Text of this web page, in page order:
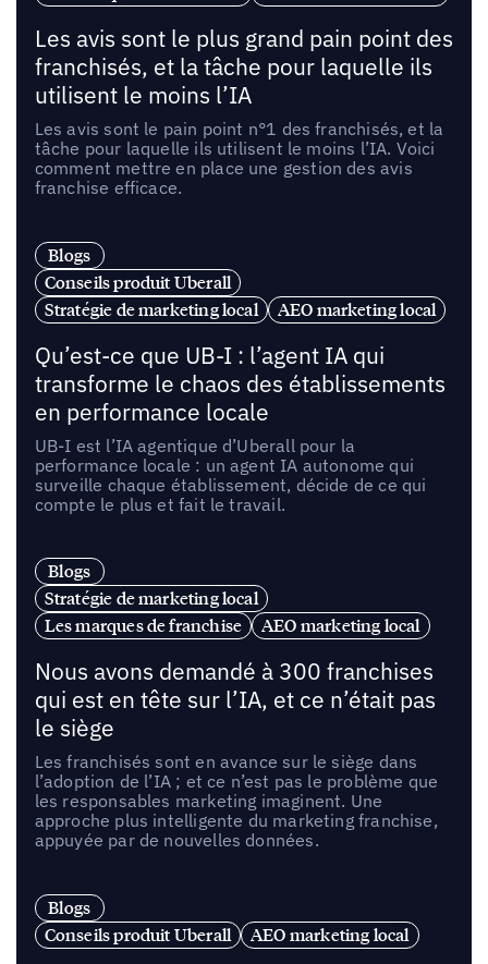
Les avis sont le plus grand pain point des
franchisés, et la tâche pour laquelle ils
utilisent le moins l’IA
Les avis sont le pain point n°1 des franchisés, et la
tâche pour laquelle ils utilisent le moins l’IA. Voici
comment mettre en place une gestion des avis
franchise efficace.
Blogs
Conseils produit Uberall
Stratégie de marketing local
AEO marketing local
Qu’est-ce que UB-I : l’agent IA qui
transforme le chaos des établissements
en performance locale
UB-I est l’IA agentique d’Uberall pour la
performance locale : un agent IA autonome qui
surveille chaque établissement, décide de ce qui
compte le plus et fait le travail.
Blogs
Stratégie de marketing local
Les marques de franchise
AEO marketing local
Nous avons demandé à 300 franchises
qui est en tête sur l’IA, et ce n’était pas
le siège
Les franchisés sont en avance sur le siège dans
l’adoption de l’IA ; et ce n’est pas le problème que
les responsables marketing imaginent. Une
approche plus intelligente du marketing franchise,
appuyée par de nouvelles données.
Blogs
Conseils produit Uberall
AEO marketing local